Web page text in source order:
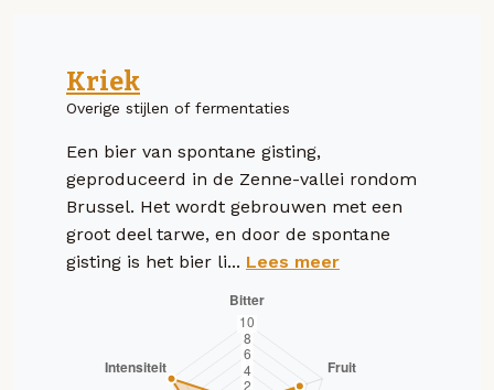
Kriek
Overige stijlen of fermentaties
Een bier van spontane gisting,
geproduceerd in de Zenne-vallei rondom
Brussel. Het wordt gebrouwen met een
groot deel tarwe, en door de spontane
gisting is het bier li... Lees meer